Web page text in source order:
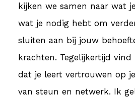
kijken we samen naar wat
wat je nodig hebt om
sluiten aan bij jouw
krachten. Tegelijkertijd
dat je leert vertrouwen op
van steun en netwerk. Ik